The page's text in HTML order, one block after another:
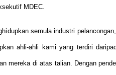
MDEC.
semula industri
ahli-ahli kami yang terdiri
mereka di atas talian. Dengan